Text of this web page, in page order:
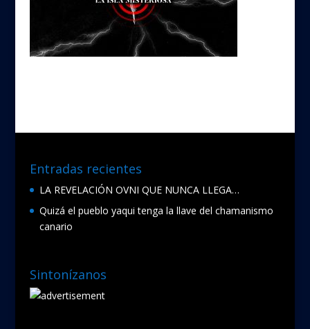
Entradas recientes
LA REVELACIÓN OVNI QUE NUNCA LLEGA…
Quizá el pueblo yaqui tenga la llave del chamanismo
canario
Sintonízanos